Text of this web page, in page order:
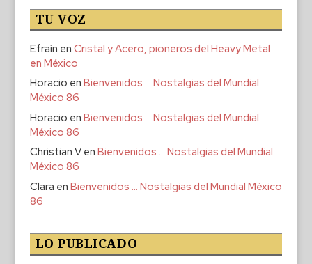
TU VOZ
Efraín en Cristal y Acero, pioneros del Heavy Metal
en México
Horacio en Bienvenidos … Nostalgias del Mundial
México 86
Horacio en Bienvenidos … Nostalgias del Mundial
México 86
Christian Ven Bienvenidos … Nostalgias del Mundial
México 86
Clara en Bienvenidos … Nostalgias del Mundial México
86
LO PUBLICADO